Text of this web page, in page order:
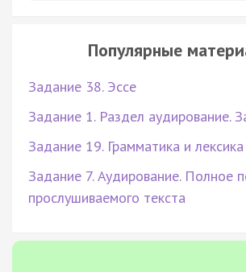
Популярные
Задание 38. Эссе
Задание 1. Раздел аудирование.
Задание 19. Грамматика и лексика
Задание 7. Аудирование. Полное
прослушиваемого текста